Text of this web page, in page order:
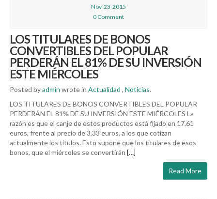
Nov-23-2015
0 Comment
LOS TITULARES DE BONOS
CONVERTIBLES DEL POPULAR
PERDERÁN EL 81% DE SU INVERSIÓN
ESTE MIÉRCOLES
Posted byadmin wrote in Actualidad , Noticias.
LOS TITULARES DE BONOS CONVERTIBLES DEL POPULAR
PERDERÁN EL 81% DE SU INVERSIÓN ESTE MIÉRCOLES La
razón es que el canje de estos productos está fijado en 17,61
euros, frente al precio de 3,33 euros, a los que cotizan
actualmente los títulos. Esto supone que los titulares de esos
bonos, que el miércoles se convertirán […]
Read More